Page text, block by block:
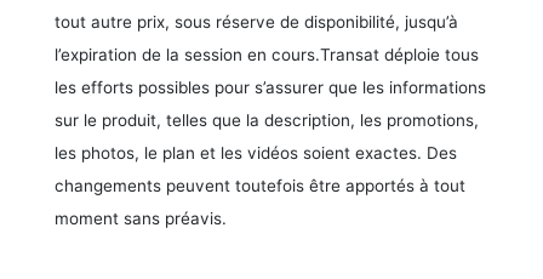
tout autre prix, sous réserve de disponibilité, jusqu’à
l’expiration de la session en cours.Transat déploie tous
les efforts possibles pour s’assurer que les informations
sur le produit, telles que la description, les promotions,
les photos, le plan et les vidéos soient exactes. Des
changements peuvent toutefois être apportés à tout
moment sans préavis.